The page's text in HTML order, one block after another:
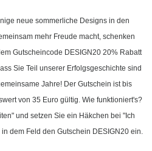
neue sommerliche Designs in den
mehr Freude macht, schenken
Gutscheincode DESIGN20 20% Rabatt
Sie Teil unserer Erfolgsgeschichte sind
Jahre! Der Gutschein ist bis
von 35 Euro gültig. Wie funktioniert's?
und setzen Sie ein Häkchen bei "Ich
dem Feld den Gutschein DESIGN20 ein.